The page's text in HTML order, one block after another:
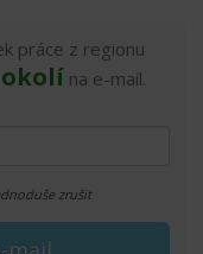
práce z regionu
na e-mail.
zrušit